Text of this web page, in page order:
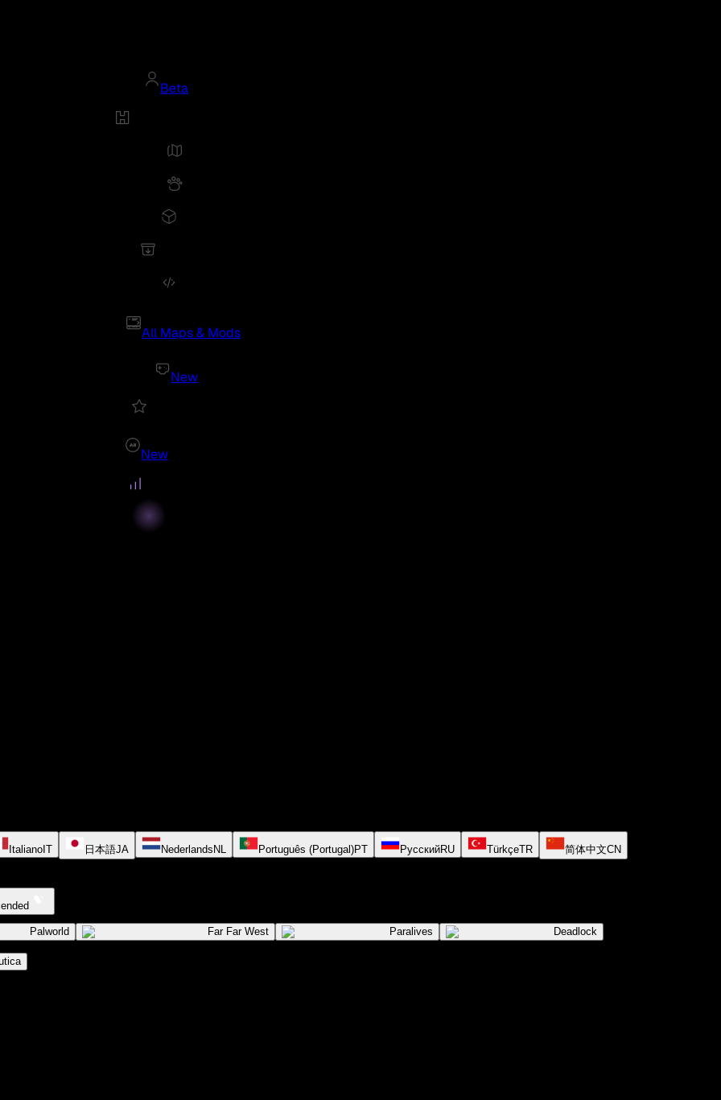
Beta
All Maps & Mods
New
New
Italiano IT 日本語JA Nederlands NL Português (Portugal)PT РусскийRU TürkçeTR 简体中文CN
Palworld Far Far West Paralives Deadlock